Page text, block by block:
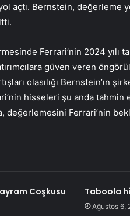
açtı. Bernstein, değerleme
Ferrari’nin 2024 yılı
güven veren
olasılığı Bernstein’ın
hisseleri şu anda tahmin
Ferrari’nin
Coşkusu
Taboola
Ağustos 6,